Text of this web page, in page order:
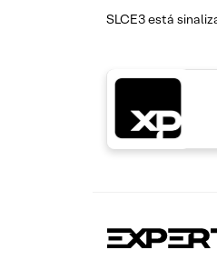
SLCE3 está